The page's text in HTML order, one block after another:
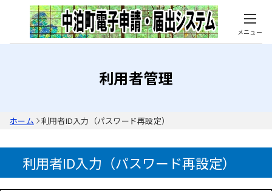
メニュー
利用者管理
ホーム 利用者ID入力（パスワード再設定）
利用者ID入力（パスワード再設定）